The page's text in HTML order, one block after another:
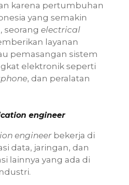
karena pertumbuhan
yang semakin
seorang electrical
layanan
pemasangan sistem
elektronik seperti
, dan peralatan
engineer
engineer bekerja di
data, jaringan, dan
lainnya yang ada di